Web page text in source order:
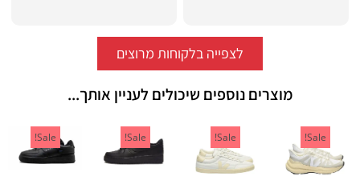
לצפייה בלקוחות מרוצים
מוצרים נוספים שיכולים לעניין אותך...
Sale!
Sale!
Sale!
Sale!